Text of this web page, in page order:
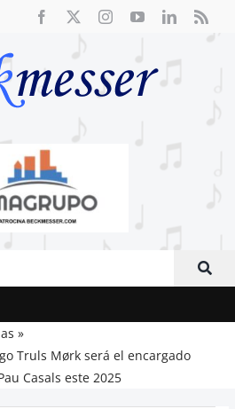
Truls Mørk será el encargado
Casals este 2025